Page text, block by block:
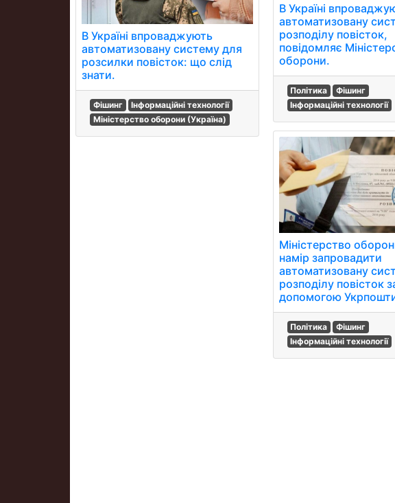
В Україні впроваджують
автоматизовану систему для
розсилки повісток: що слід
знати.
Фішинг
Інформаційні технології
Міністерство оборони (Україна)
В Україні
автоматизовану
розподілу повісток,
повідомляє
оборони.
Політика
Фішинг
Інформаційні технології
Міністерство
намір запровадити
автоматизовану
розподілу повісток
допомогою
Політика
Фішинг
Інформаційні технології